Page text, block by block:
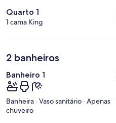
Quarto 1
1 cama King
2 banheiros
Banheiro 1
Banheira · Vaso sanitário · Apenas
chuveiro